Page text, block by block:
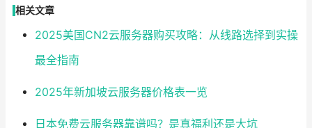
相关文章
2025美国CN2云服务器购买攻略：从线路选择到实操
最全指南
2025年新加坡云服务器价格表一览
日本免费云服务器靠谱吗？是真福利还是大坑